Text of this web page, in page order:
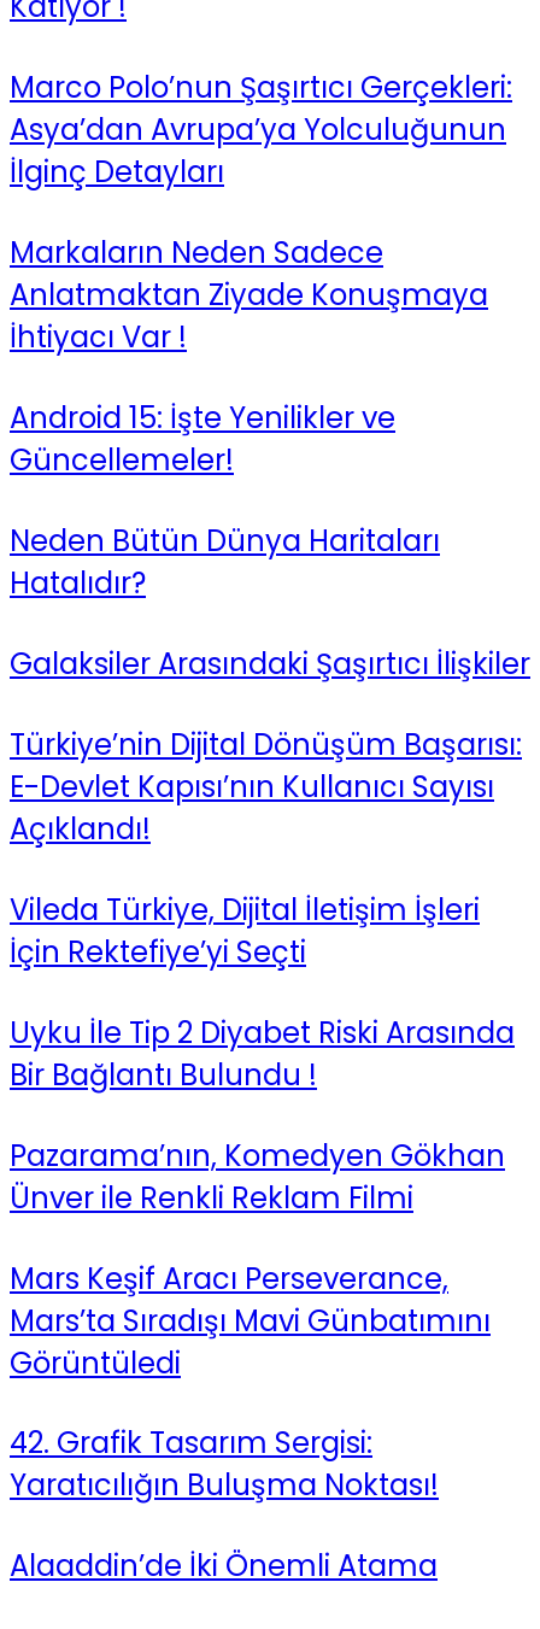
Marco Polo’nun Şaşırtıcı Gerçekleri:
Asya’dan Avrupa’ya Yolculuğunun
İlginç Detayları
Markaların Neden Sadece
Anlatmaktan Ziyade Konuşmaya
İhtiyacı Var !
Android 15: İşte Yenilikler ve
Güncellemeler!
Neden Bütün Dünya Haritaları
Hatalıdır?
Galaksiler Arasındaki Şaşırtıcı İlişkiler
Türkiye’nin Dijital Dönüşüm Başarısı:
E-Devlet Kapısı’nın Kullanıcı Sayısı
Açıklandı!
Vileda Türkiye, Dijital İletişim İşleri
İçin Rektefiye’yi Seçti
Uyku İle Tip 2 Diyabet Riski Arasında
Bir Bağlantı Bulundu !
Pazarama’nın, Komedyen Gökhan
Ünver ile Renkli Reklam Filmi
Mars Keşif Aracı Perseverance,
Mars’ta Sıradışı Mavi Günbatımını
Görüntüledi
42. Grafik Tasarım Sergisi:
Yaratıcılığın Buluşma Noktası!
Alaaddin’de İki Önemli Atama